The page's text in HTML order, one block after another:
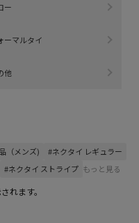
ー
ーマルタイ
他
（メンズ)
#ネクタイ レギュラー
#ネクタイ ストライプ もっと見る
れます。